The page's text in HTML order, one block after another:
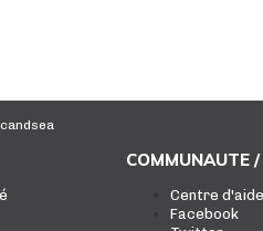
COMMUNAUTE
Centre d'aide
Facebook